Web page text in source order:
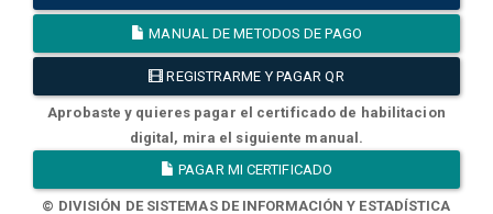
MANUAL DE METODOS DE PAGO
REGISTRARME Y PAGAR QR
Aprobaste y quieres pagar el certificado de habilitacion
digital, mira el siguiente manual.
PAGAR MI CERTIFICADO
© DIVISIÓN DE SISTEMAS DE INFORMACIÓN Y ESTADÍSTICA